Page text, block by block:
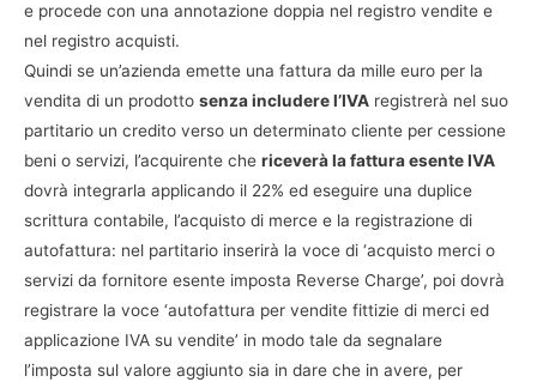
e procede con una annotazione doppia nel registro vendite e
nel registro acquisti.
Quindi se un’azienda emette una fattura da mille euro per la
vendita di un prodotto senza includere l’IVA registrerà nel suo
partitario un credito verso un determinato cliente per cessione
beni o servizi, l’acquirente che riceverà la fattura esente IVA
dovrà integrarla applicando il 22% ed eseguire una duplice
scrittura contabile, l’acquisto di merce e la registrazione di
autofattura: nel partitario inserirà la voce di ‘acquisto merci o
servizi da fornitore esente imposta Reverse Charge’, poi dovrà
registrare la voce ‘autofattura per vendite fittizie di merci ed
applicazione IVA su vendite’ in modo tale da segnalare
l’imposta sul valore aggiunto sia in dare che in avere, per